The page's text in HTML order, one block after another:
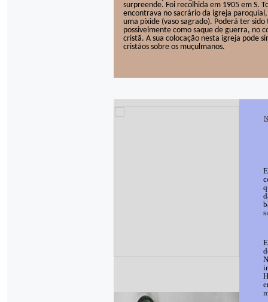
surpreende. Foi recolhida em 1905 em S.
encontrava no sacrário da igreja paroquial,
uma píxide (vaso sagrado). Poderá ter sido
possivelmente como saque de guerra, no
cristã. A sua colocação nesta igreja pode
cristãos sobre os muçulmanos.